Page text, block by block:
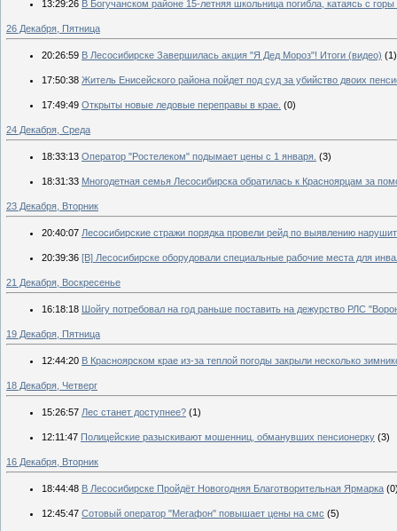
13:29:26 В Богучанском районе 15-летняя школьница погибла, катаясь с
26 Декабря, Пятница
20:26:59 В Лесосибирске Завершилась акция "Я Дед Мороз"! Итоги (видео) (1)
17:50:38 Житель Енисейского района пойдет под суд за убийство двоих
17:49:49 Открыты новые ледовые переправы в крае. (0)
24 Декабря, Среда
18:33:13 Оператор "Ростелеком" подымает цены с 1 января. (3)
18:31:33 Многодетная семья Лесосибирска обратилась к Красноярцам за
23 Декабря, Вторник
20:40:07 Лесосибирские стражи порядка провели рейд по выявлению
20:39:36 [В] Лесосибирске оборудовали специальные рабочие места для
21 Декабря, Воскресенье
16:18:18 Шойгу потребовал на год раньше поставить на дежурство РЛС
19 Декабря, Пятница
12:44:20 В Красноярском крае из-за теплой погоды закрыли несколько
18 Декабря, Четверг
15:26:57 Лес станет доступнее? (1)
12:11:47 Полицейские разыскивают мошенниц, обманувших пенсионерку (3)
16 Декабря, Вторник
18:44:48 В Лесосибирске Пройдёт Новогодняя Благотворительная Ярмарка
12:45:47 Сотовый оператор "Мегафон" повышает цены на смс (5)